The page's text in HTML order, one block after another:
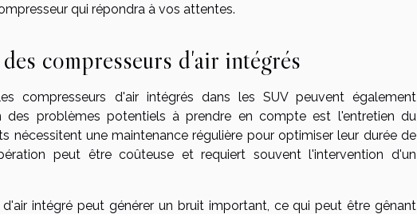
qui répondra à vos attentes.
compresseurs d'air intégrés
compresseurs d'air intégrés dans les SUV peuvent également
des problèmes potentiels à prendre en compte est l'entretien du
nécessitent une maintenance régulière pour optimiser leur durée de
peut être coûteuse et requiert souvent l'intervention d'un
intégré peut générer un bruit important, ce qui peut être gênant